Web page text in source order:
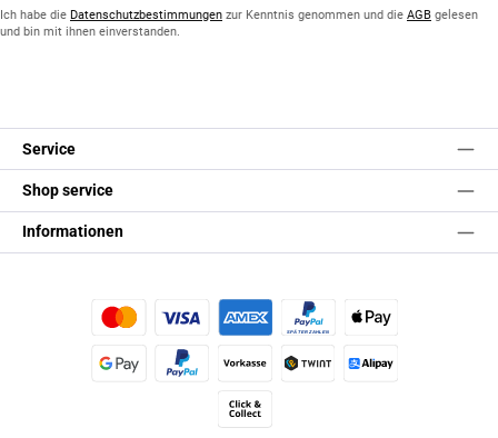
*Ich habe die Datenschutzbestimmungen zur Kenntnis genommen und die AGB gelesen
und bin mit ihnen einverstanden.
Service
Shop service
Informationen
Kredit- oder Debitkarte Später BezahlenApple Pay
Vorkasse